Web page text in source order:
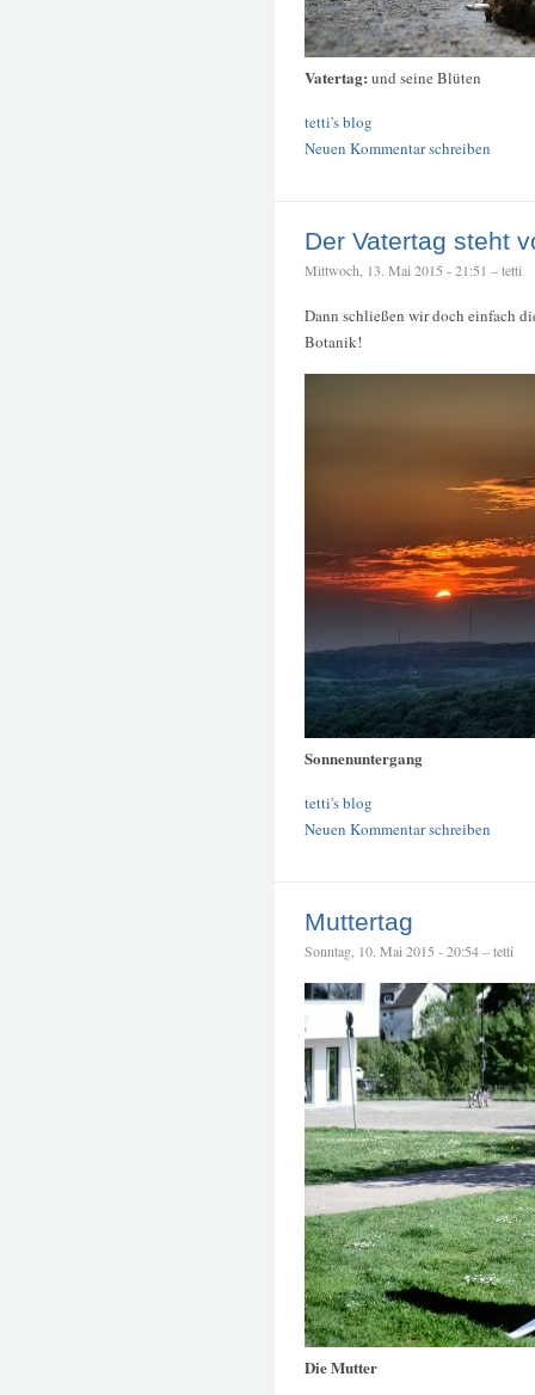
Vatertag: und seine Blüten
tetti's blog
Neuen Kommentar schreiben
Der Vatertag steht
Mittwoch, 13. Mai 2015 - 21:51 – tetti
Dann schließen wir doch einfach
Botanik!
Sonnenuntergang
tetti's blog
Neuen Kommentar schreiben
Muttertag
Sonntag, 10. Mai 2015 - 20:54 – tetti
Die Mutter